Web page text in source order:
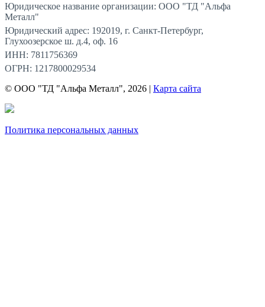
Юридическое название организации: ООО "ТД "Альфа
Металл"
Юридический адрес: 192019, г. Санкт-Петербург,
Глухоозерское ш. д.4, оф. 16
ИНН: 7811756369
ОГРН: 1217800029534
© ООО "ТД "Альфа Металл", 2026 | Карта сайта
Политика персональных данных